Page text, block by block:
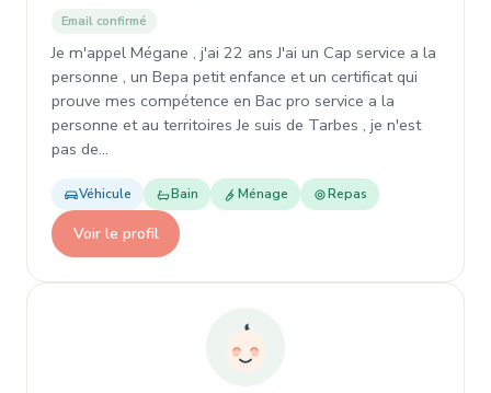
Email confirmé
Je m'appel Mégane , j'ai 22 ans J'ai un Cap service a la
personne , un Bepa petit enfance et un certificat qui
prouve mes compétence en Bac pro service a la
personne et au territoires Je suis de Tarbes , je n'est
pas de…
Véhicule Bain Ménage Repas
Voir le profil